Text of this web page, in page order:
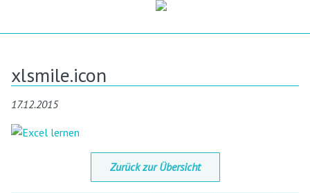
xlsmile.icon
17.12.2015
Zurück zur Übersicht